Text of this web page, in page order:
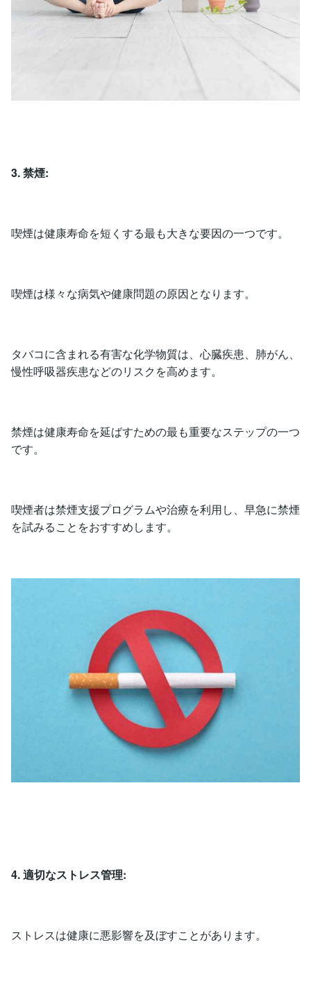
3. 禁煙:
喫煙は健康寿命を短くする最も大きな要因の一つです。
喫煙は様々な病気や健康問題の原因となります。
タバコに含まれる有害な化学物質は、心臓疾患、肺がん、
慢性呼吸器疾患などのリスクを高めます。
禁煙は健康寿命を延ばすための最も重要なステップの一つ
です。
喫煙者は禁煙支援プログラムや治療を利用し、早急に禁煙
を試みることをおすすめします。
4. 適切なストレス管理:
ストレスは健康に悪影響を及ぼすことがあります。